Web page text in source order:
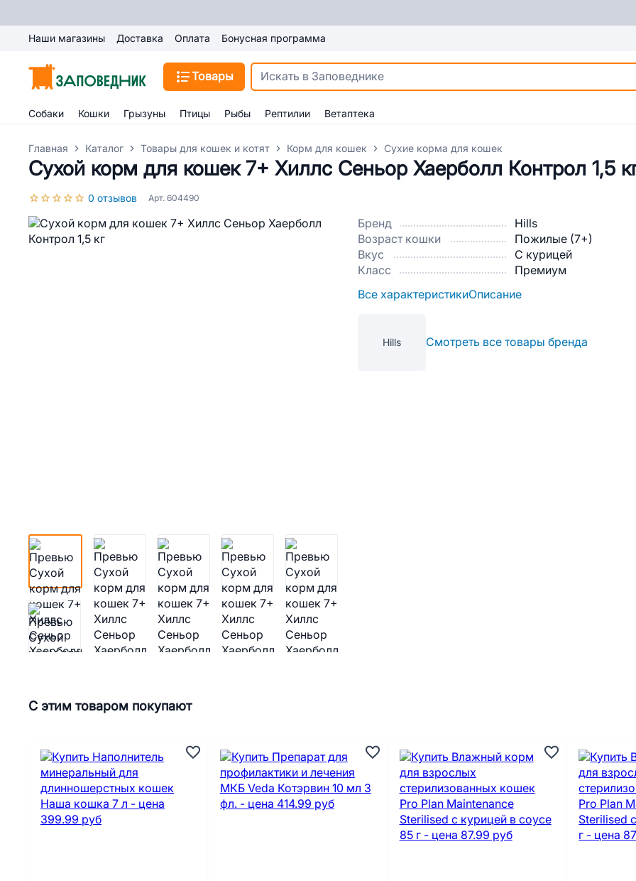
Наши магазины Доставка Оплата Бонусная программа
Товары
Собаки Кошки Грызуны Птицы Рыбы Рептилии Ветаптека
Главная Каталог Товары для кошек и котят Корм для кошек Сухие корма для кошек
Сухой корм для кошек 7+ Хиллс Сеньор Хаерболл Контрол 1,5
0 отзывов Арт. 604490
Бренд
Hills
Возраст кошки
Пожилые (7+)
Вкус
С курицей
Класс
Премиум
Все характеристикиОписание
Hills Смотреть все товары бренда
С этим товаром покупают